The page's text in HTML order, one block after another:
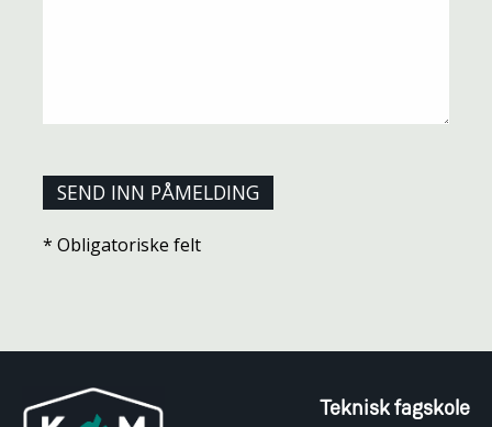
* Obligatoriske felt
Teknisk fagskole